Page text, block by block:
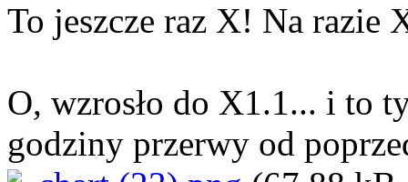
To jeszcze raz X! Na razie
O, wzrosło do X1.1... i to
godziny przerwy od